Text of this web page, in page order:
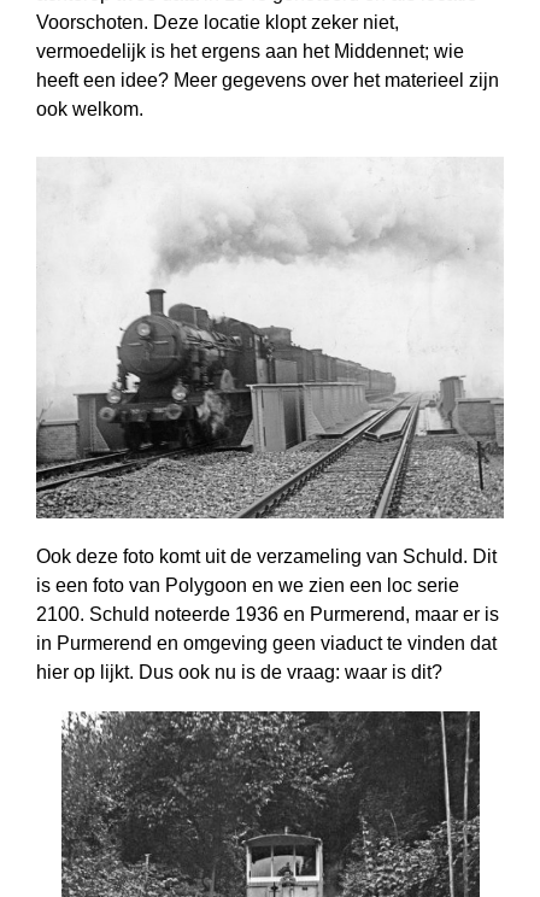
Voorschoten. Deze locatie klopt zeker niet,
vermoedelijk is het ergens aan het Middennet; wie
heeft een idee? Meer gegevens over het materieel zijn
ook welkom.
Ook deze foto komt uit de verzameling van Schuld. Dit
is een foto van Polygoon en we zien een loc serie
2100. Schuld noteerde 1936 en Purmerend, maar er is
in Purmerend en omgeving geen viaduct te vinden dat
hier op lijkt. Dus ook nu is de vraag: waar is dit?